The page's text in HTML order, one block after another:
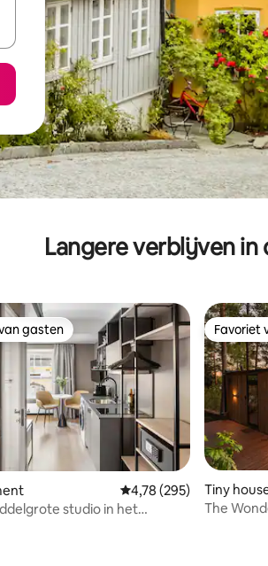
Langere verblijven in
gasten
gasten
Gemiddelde
4,78 (295)
studio in het
Favoriet
Favoriet
Tiny
The